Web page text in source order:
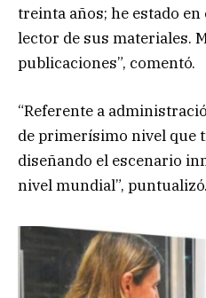
treinta años; he estado en
lector de sus materiales.
publicaciones”, comentó.
“Referente a
de primerísimo nivel que
diseñando el escenario
nivel mundial”, puntualizó.